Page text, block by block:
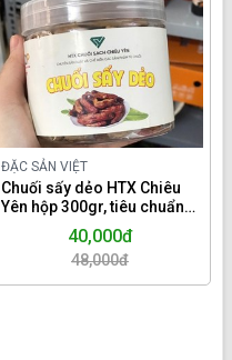
ĐẶC SẢN VIỆT
Chuối sấy dẻo HTX Chiêu
Yên hộp 300gr, tiêu chuẩn
40,000đ
48,000đ